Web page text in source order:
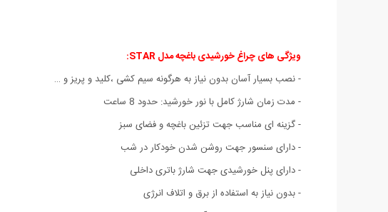
ویژگی های چراغ خورشیدی باغچه مدل STAR
:
- نصب بسیار آسان بدون نیاز به هرگونه سیم کشی ،کلید و پریز و …
- مدت زمان شارژ کامل با نور خورشید: حدود 8 ساعت
- گزینه ای مناسب جهت تزئین باغچه و فضای سبز
- دارای سنسور جهت روشن شدن خودکار در شب
- دارای پنل خورشیدی جهت شارژ باتری داخلی
- بدون نیاز به استفاده از برق و اتلاف انرژی